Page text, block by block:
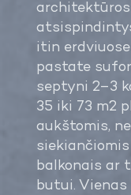
architektūros
itin
pastate
septyni 2–3
35 iki 73 m2
aukštomis,
balkonais ar
butui.